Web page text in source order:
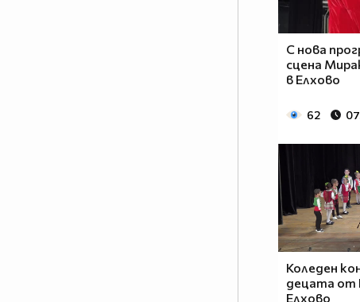
С нова
сцена
в Елхово
62
Коледен
децата
Елхово